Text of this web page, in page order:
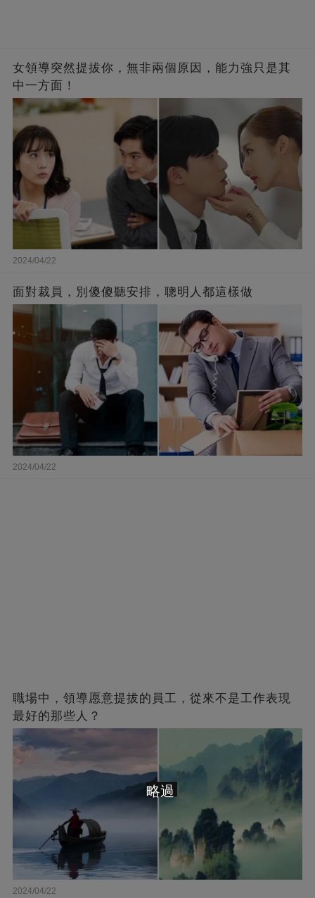
女領導突然提拔你，無非兩個原因，能力強只是其
中一方面！
2024/04/22
面對裁員，別傻傻聽安排，聰明人都這樣做
2024/04/22
職場中，領導愿意提拔的員工，從來不是工作表現
最好的那些人？
2024/04/22
略過